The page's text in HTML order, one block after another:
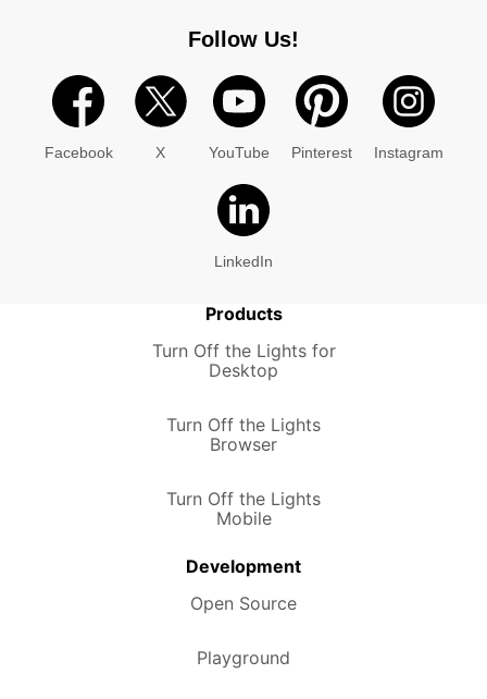
Follow Us!
Facebook X YouTube Pinterest Instagram
LinkedIn
Products
Turn Off the Lights for
Desktop
Turn Off the Lights
Browser
Turn Off the Lights
Mobile
Development
Open Source
Playground